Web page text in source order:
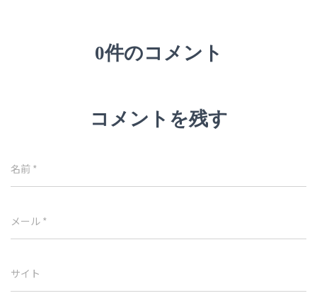
0件のコメント
コメントを残す
名前 *
メール *
サイト